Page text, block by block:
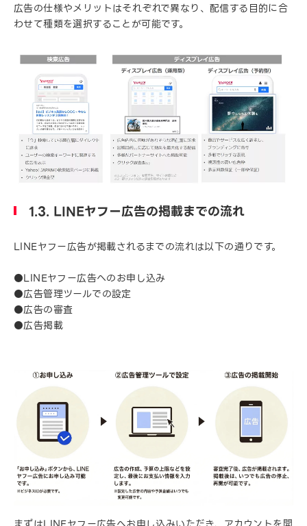
広告の仕様やメリットはそれぞれで異なり、配信する目的に合
わせて種類を選択することが可能です。
1.3. LINEヤフー広告の掲載までの流れ
LINEヤフー広告が掲載されるまでの流れは以下の通りです。
●LINEヤフー広告へのお申し込み
●広告管理ツールでの設定
●広告の審査
●広告掲載